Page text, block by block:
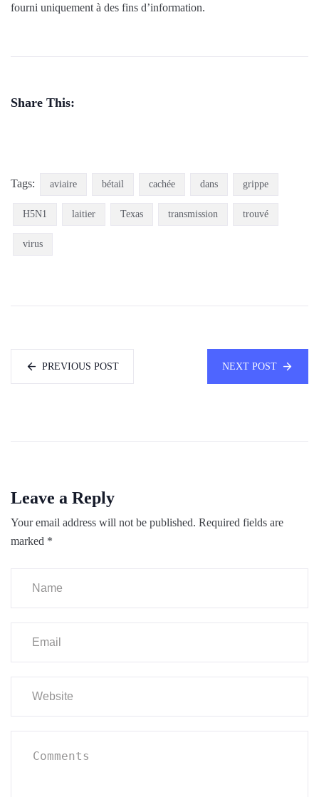
fourni uniquement à des fins d’information.
Share This:
Tags: aviaire bétail cachée dans grippe
H5N1 laitier Texas transmission trouvé
virus
PREVIOUS POST NEXT POST
Leave a Reply
Your email address will not be published. Required fields are
marked *